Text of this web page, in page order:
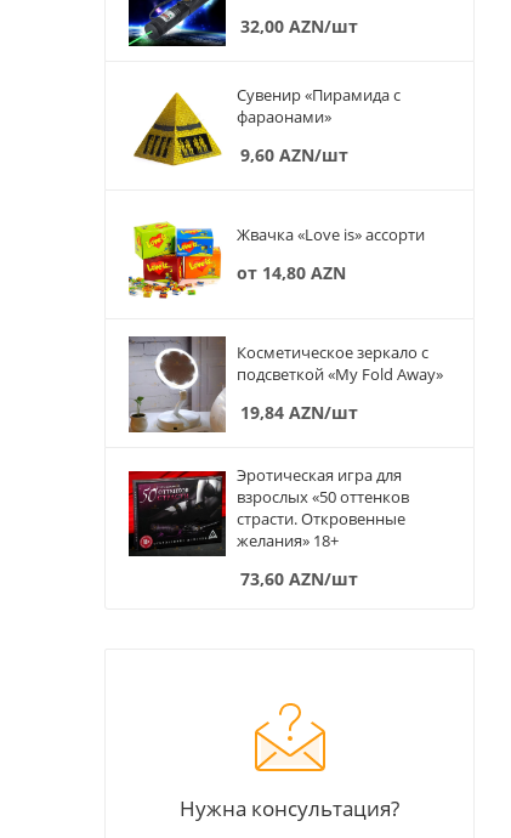
32,00 AZN/шт
Сувенир «Пирамида с
фараонами»
9,60 AZN/шт
Жвачка «Love is» ассорти
от 14,80 AZN
Косметическое зеркало с
подсветкой «My Fold Away»
19,84 AZN/шт
Эротическая игра для
взрослых «50 оттенков
страсти. Откровенные
желания» 18+
73,60 AZN/шт
Нужна консультация?